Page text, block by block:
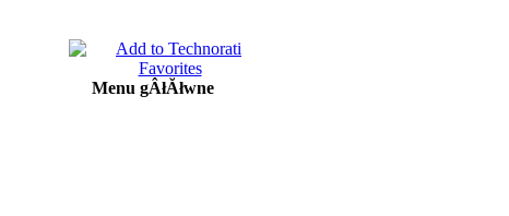
Menu gÂłĂłwne